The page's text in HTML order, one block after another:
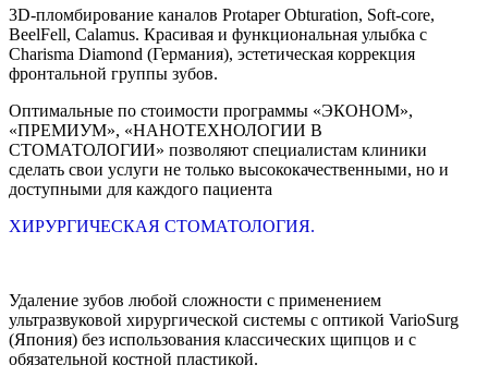
3D-пломбирование каналов Protaper Obturation, Soft-core,
BeelFell, Сalamus. Красивая и функциональная улыбка с
Charisma Diamond (Германия), эстетическая коррекция
фронтальной группы зубов.
Оптимальные по стоимости программы «ЭКОНОМ»,
«ПРЕМИУМ», «НАНОТЕХНОЛОГИИ В
СТОМАТОЛОГИИ» позволяют специалистам клиники
сделать свои услуги не только высококачественными, но и
доступными для каждого пациента
ХИРУРГИЧЕСКАЯ СТОМАТОЛОГИЯ.
Удаление зубов любой сложности с применением
ультразвуковой хирургической системы с оптикой VarioSurg
(Япония) без использования классических щипцов и с
обязательной костной пластикой.